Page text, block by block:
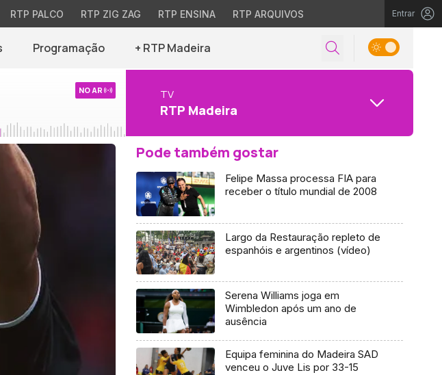
RTP PALCO RTP ZIG ZAG RTP ENSINA RTP ARQUIVOS Entrar
Programação + RTP Madeira
NO AR TV
RTP Madeira
Pode também gostar
Felipe Massa processa FIA para
receber o título mundial de 2008
Largo da Restauração repleto de
espanhóis e argentinos (vídeo)
Serena Williams joga em
Wimbledon após um ano de
ausência
Equipa feminina do Madeira SAD
venceu o Juve Lis por 33-15